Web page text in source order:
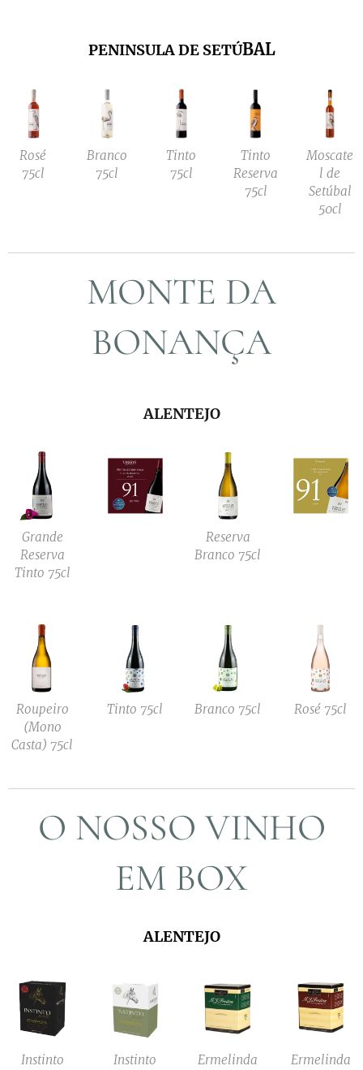
PENINSULA DE SETÚBAL
Rosé
75cl
Branco
75cl
Tinto
75cl
Tinto
Reserva
75cl
Moscate
l de
Setúbal
50cl
MONTE DA
BONANÇA
ALENTEJO
Grande
Reserva
Tinto 75cl
Reserva
Branco 75cl
Roupeiro
(Mono
Casta) 75cl
Tinto 75cl Branco 75cl Rosé 75cl
O NOSSO VINHO
EM BOX
ALENTEJO
Instinto
Instinto
Ermelinda
Ermelinda